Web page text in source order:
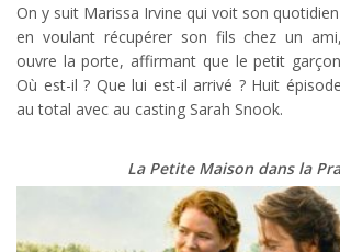
On y suit Marissa Irvine qui voit son
en voulant récupérer son fils chez un
ouvre la porte, affirmant que le petit garçon
Où est-il ? Que lui est-il arrivé ? Huit
au total avec au casting Sarah Snook.
La Petite Maison dans la